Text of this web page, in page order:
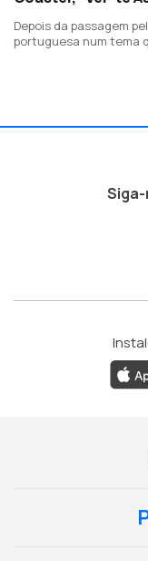
Depois da passagem
portuguesa num tema